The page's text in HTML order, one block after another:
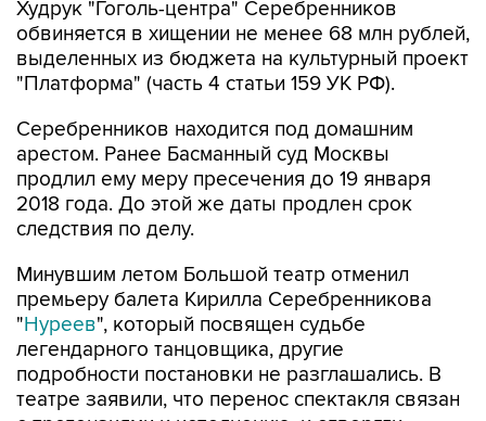
выделенных из бюджета на культурный проект
"Платформа" (часть 4 статьи 159 УК РФ).
Серебренников находится под домашним
продлил ему меру пресечения до 19 января
2018 года. До этой же даты продлен срок
следствия по делу.
Минувшим летом Большой театр отменил
"Нуреев", который посвящен судьбе
легендарного танцовщика, другие
подробности постановки не разглашались. В
театре заявили, что перенос спектакля связан
с претензиями к исполнению, и отвергли
политическую подоплеку переноса. Премьера